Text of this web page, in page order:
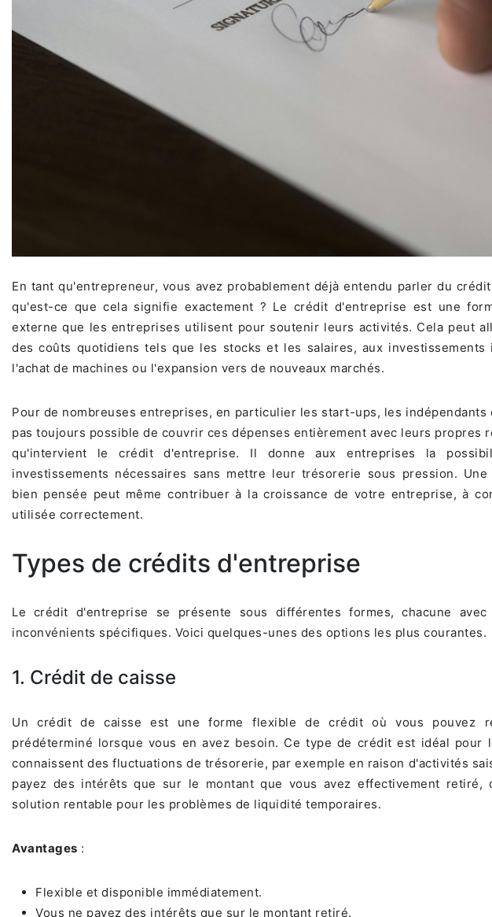
En tant qu'entrepreneur, vous avez probablement déjà entendu parler du
qu'est-ce que cela signifie exactement ? Le crédit d'entreprise est une
externe que les entreprises utilisent pour soutenir leurs activités. Cela peut
des coûts quotidiens tels que les stocks et les salaires, aux investissements
l'achat de machines ou l'expansion vers de nouveaux marchés.
Pour de nombreuses entreprises, en particulier les start-ups, les indépendants
pas toujours possible de couvrir ces dépenses entièrement avec leurs propres
qu'intervient le crédit d'entreprise. Il donne aux entreprises la
investissements nécessaires sans mettre leur trésorerie sous pression.
bien pensée peut même contribuer à la croissance de votre entreprise, à
utilisée correctement.
Types de crédits d'entreprise
Le crédit d'entreprise se présente sous différentes formes, chacune
inconvénients spécifiques. Voici quelques-unes des options les plus courantes.
1. Crédit de caisse
Un crédit de caisse est une forme flexible de crédit où vous pouvez
prédéterminé lorsque vous en avez besoin. Ce type de crédit est idéal pour
connaissent des fluctuations de trésorerie, par exemple en raison d'activités
payez des intérêts que sur le montant que vous avez effectivement retiré,
solution rentable pour les problèmes de liquidité temporaires.
Avantages :
Flexible et disponible immédiatement.
Vous ne payez des intérêts que sur le montant retiré.